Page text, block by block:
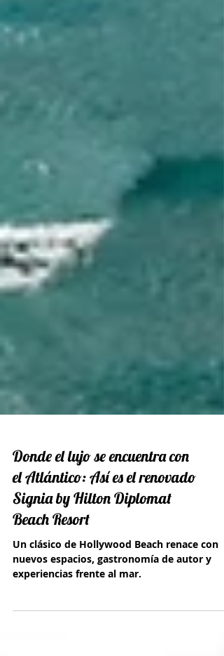
Donde el lujo se encuentra con
el Atlántico: Así es el renovado
Signia by Hilton Diplomat
Beach Resort
Un clásico de Hollywood Beach renace con
experiencias frente al mar.